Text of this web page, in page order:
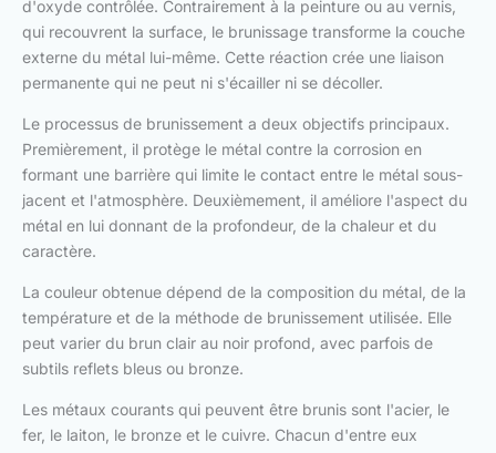
d'oxyde contrôlée. Contrairement à la peinture ou au vernis,
qui recouvrent la surface, le brunissage transforme la couche
externe du métal lui-même. Cette réaction crée une liaison
permanente qui ne peut ni s'écailler ni se décoller.
Le processus de brunissement a deux objectifs principaux.
Premièrement, il protège le métal contre la corrosion en
formant une barrière qui limite le contact entre le métal sous-
jacent et l'atmosphère. Deuxièmement, il améliore l'aspect du
métal en lui donnant de la profondeur, de la chaleur et du
caractère.
La couleur obtenue dépend de la composition du métal, de la
température et de la méthode de brunissement utilisée. Elle
peut varier du brun clair au noir profond, avec parfois de
subtils reflets bleus ou bronze.
Les métaux courants qui peuvent être brunis sont l'acier, le
fer, le laiton, le bronze et le cuivre. Chacun d'entre eux